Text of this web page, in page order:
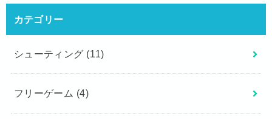
カテゴリー
シューティング (11)
フリーゲーム (4)